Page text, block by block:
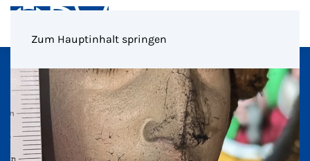
Zum Hauptinhalt springen